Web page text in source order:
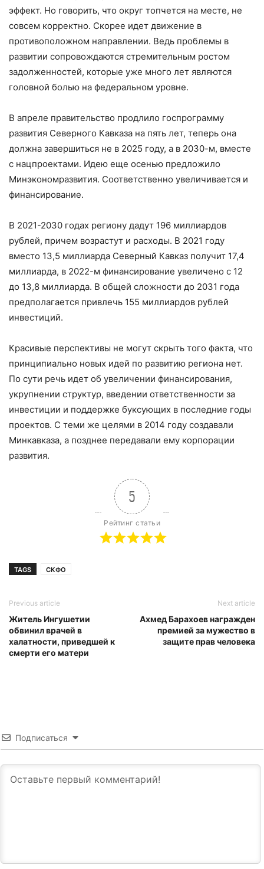
эффект. Но говорить, что округ топчется на месте, не
совсем корректно. Скорее идет движение в
противоположном направлении. Ведь проблемы в
развитии сопровождаются стремительным ростом
задолженностей, которые уже много лет являются
головной болью на федеральном уровне.
В апреле правительство продлило госпрограмму
развития Северного Кавказа на пять лет, теперь она
должна завершиться не в 2025 году, а в 2030-м, вместе
с нацпроектами. Идею еще осенью предложило
Минэкономразвития. Соответственно увеличивается и
финансирование.
В 2021-2030 годах региону дадут 196 миллиардов
рублей, причем возрастут и расходы. В 2021 году
вместо 13,5 миллиарда Северный Кавказ получит 17,4
миллиарда, в 2022-м финансирование увеличено с 12
до 13,8 миллиарда. В общей сложности до 2031 года
предполагается привлечь 155 миллиардов рублей
инвестиций.
Красивые перспективы не могут скрыть того факта, что
принципиально новых идей по развитию региона нет.
По сути речь идет об увеличении финансирования,
укрупнении структур, введении ответственности за
инвестиции и поддержке буксующих в последние годы
проектов. С теми же целями в 2014 году создавали
Минкавказа, а позднее передавали ему корпорации
развития.
5
Рейтинг статьи
TAGS СКФО
Previous article
Житель Ингушетии
обвинил врачей в
халатности, приведшей к
смерти его матери
Next article
Ахмед Барахоев награжден
премией за мужество в
защите прав человека
Подписаться